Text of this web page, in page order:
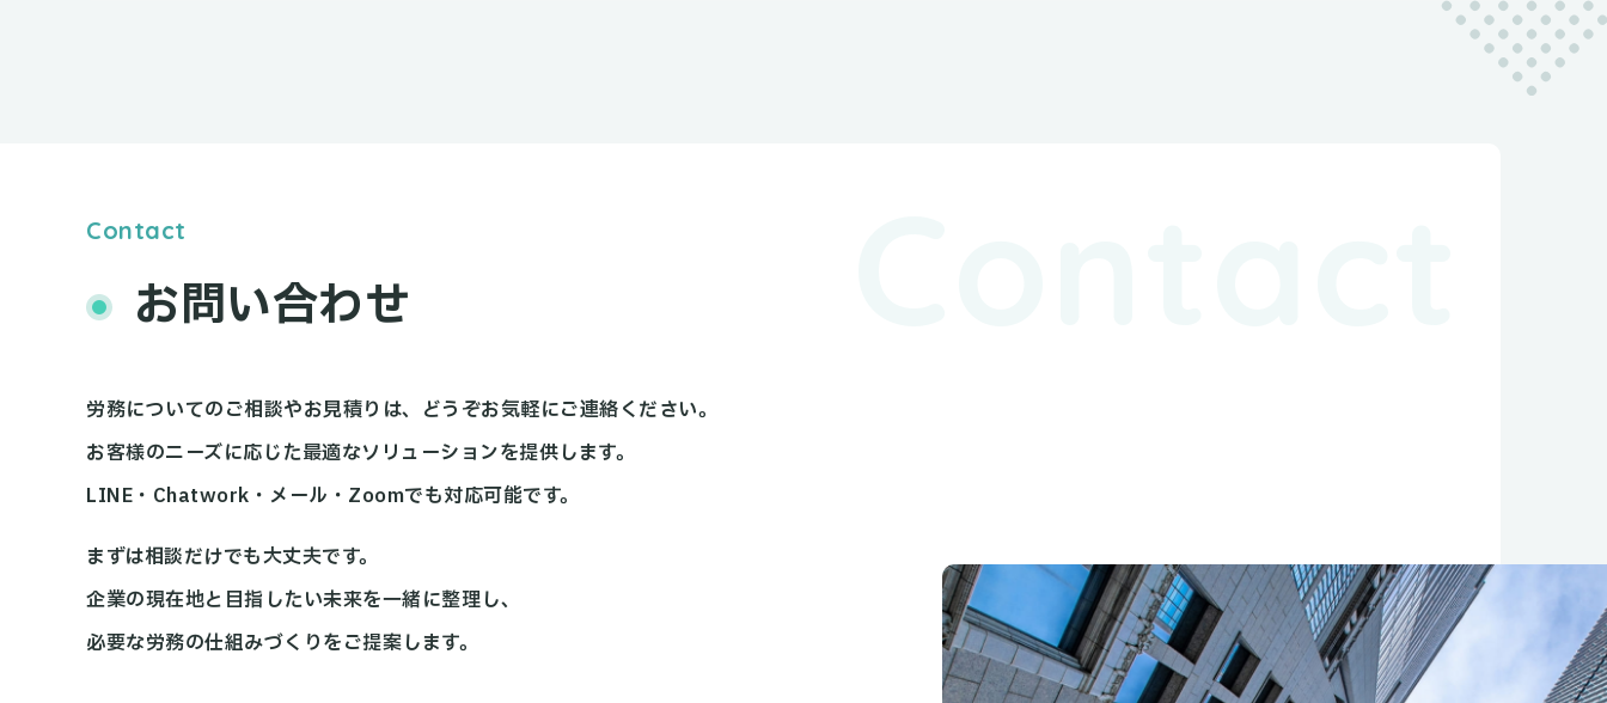
Contact
お問い合わせ
労務についてのご相談やお見積りは、どうぞお気軽にご連絡ください。
お客様のニーズに応じた最適なソリューションを提供します。
LINE・Chatwork・メール・Zoomでも対応可能です。
まずは相談だけでも大丈夫です。
企業の現在地と目指したい未来を一緒に整理し、
必要な労務の仕組みづくりをご提案します。